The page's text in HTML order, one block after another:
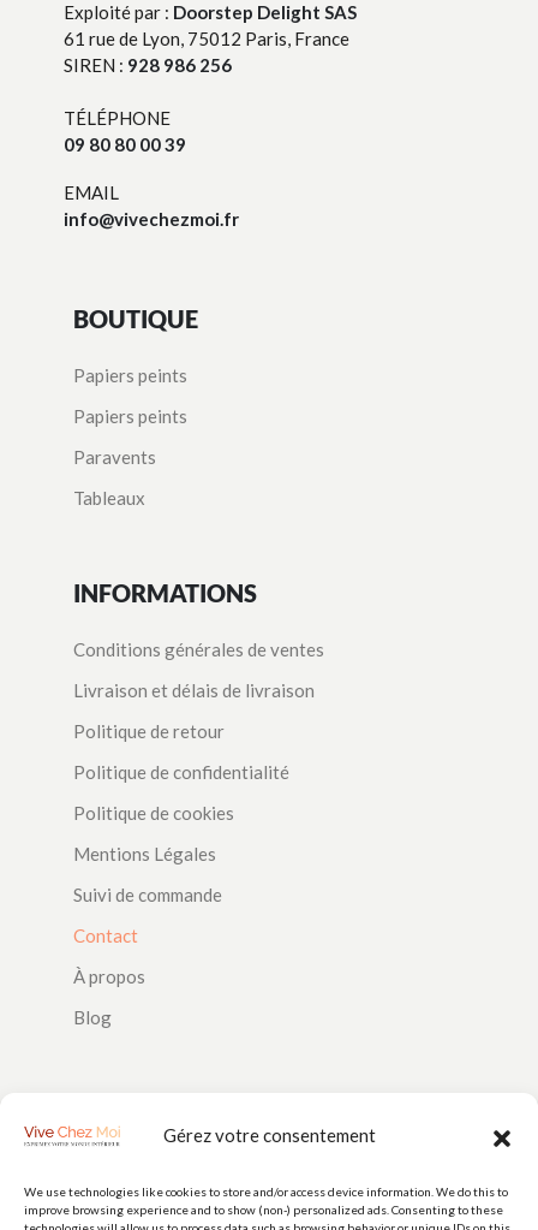
Gérez votre consentement
We use technologies like cookies to store and/or access device information. We do this to
improve browsing experience and to show (non-) personalized ads. Consenting to these
Exploité par : Doorstep Delight SAS
61 rue de Lyon, 75012 Paris, France
SIREN : 928 986 256
TÉLÉPHONE
09 80 80 00 39
EMAIL
info@vivechezmoi.fr
BOUTIQUE
Papiers peints
Papiers peints
Paravents
Tableaux
INFORMATIONS
Conditions générales de ventes
Livraison et délais de livraison
Politique de retour
Politique de confidentialité
Politique de cookies
Mentions Légales
Suivi de commande
Contact
À propos
Blog